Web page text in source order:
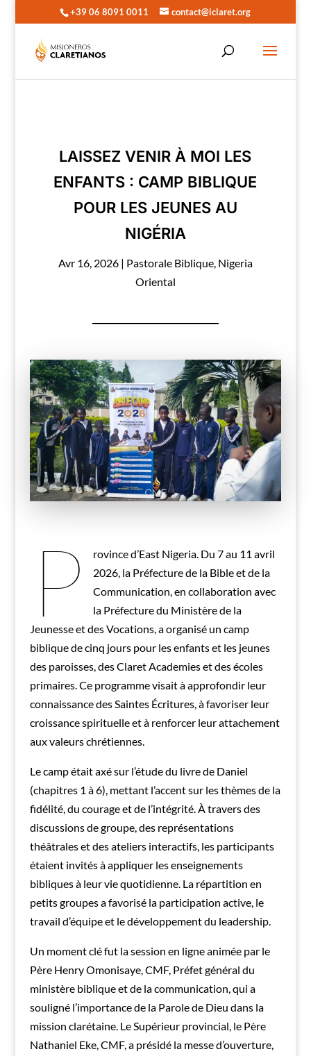
+39 06 8091 0011 contact@iclaret.org
LAISSEZ VENIR À MOI LES
ENFANTS : CAMP BIBLIQUE
POUR LES JEUNES AU
NIGÉRIA
Avr 16, 2026| Pastorale Biblique, Nigeria
Oriental
P
rovince d’East Nigeria. Du 7 au 11 avril
2026, la Préfecture de la Bible et de la
Communication, en collaboration avec
la Préfecture du Ministère de la
Jeunesse et des Vocations, a organisé un camp
biblique de cinq jours pour les enfants et les jeunes
des paroisses, des Claret Academies et des écoles
primaires. Ce programme visait à approfondir leur
connaissance des Saintes Écritures, à favoriser leur
croissance spirituelle et à renforcer leur attachement
aux valeurs chrétiennes.
Le camp était axé sur l’étude du livre de Daniel
(chapitres 1 à 6), mettant l’accent sur les thèmes de la
fidélité, du courage et de l’intégrité. À travers des
discussions de groupe, des représentations
théâtrales et des ateliers interactifs, les participants
étaient invités à appliquer les enseignements
bibliques à leur vie quotidienne. La répartition en
petits groupes a favorisé la participation active, le
travail d’équipe et le développement du leadership.
Un moment clé fut la session en ligne animée par le
Père Henry Omonisaye, CMF, Préfet général du
ministère biblique et de la communication, qui a
souligné l’importance de la Parole de Dieu dans la
mission clarétaine. Le Supérieur provincial, le Père
Nathaniel Eke, CMF, a présidé la messe d’ouverture,